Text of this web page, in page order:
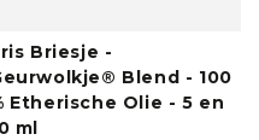
Briesje -
Blend - 100
Etherische Olie - 5 en
ml